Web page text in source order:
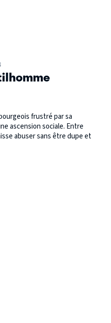
frustré par sa
ascension sociale. Entre
abuser sans être dupe et